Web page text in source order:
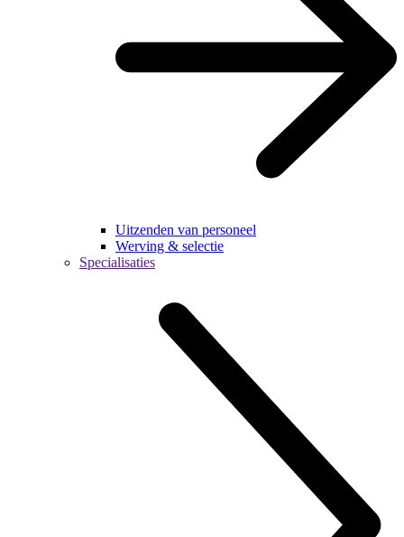
Uitzenden van personeel
Werving & selectie
Specialisaties